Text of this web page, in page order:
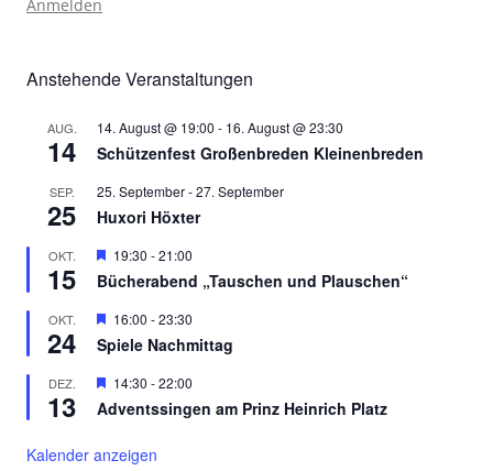
Anmelden
Anstehende Veranstaltungen
AUG.
14
14. August @ 19:00 - 16. August @ 23:30
Schützenfest Großenbreden Kleinenbreden
SEP.
25
25. September-27. September
Huxori Höxter
OKT.
15
Hervorgehoben
19:30 -21:00
Bücherabend „Tauschen und Plauschen“
OKT.
24
Hervorgehoben
16:00 -23:30
Spiele Nachmittag
DEZ.
13
Hervorgehoben
14:30 -22:00
Adventssingen am Prinz Heinrich Platz
Kalender anzeigen